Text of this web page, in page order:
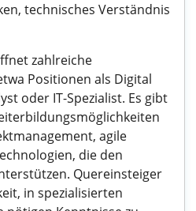
technisches Verständnis
zahlreiche
Positionen als Digital
oder IT-Spezialist. Es gibt
agile
die den
Quereinsteiger
in spezialisierten